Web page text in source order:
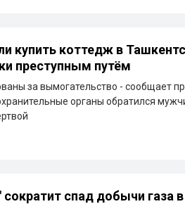
купить коттедж в
преступным путём
за вымогательство - сообщает
органы обратился
сократит спад добычи газа в